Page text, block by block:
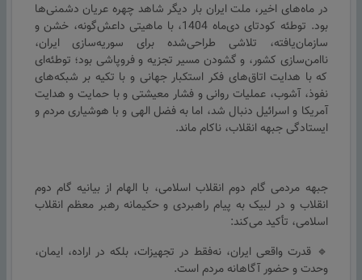
در ماه‌های اخیر، ملت ایران بار دیگر شاهد چهره عریان دشمنی‌ها
بود. توطئه کودتای دی‌ماه 1404، با ماهیتی داعش‌گونه، خشن و
سازمان‌یافته، تلاشی طراحی‌شده برای سوریه‌سازی ایران،
ناامن‌سازی کشور، و گشودن مسیر تجزیه و فروپاشی بود؛ توطئه‌ای
که با هدایت اتاق‌های فکر استکبار جهانی و با تکیه بر شبکه‌های
نفوذ، آشوب، عملیات روانی و فشار معیشتی و با حمایت و هدایت
آمریکا و اسرائیل دنبال شد، اما به فضل الهی و با هوشیاری مردم و
ایستادگی جبهه انقلاب، ناکام ماند.
جبهه مردمی گام دوم انقلاب اسلامی، با الهام از بیانیه گام دوم
انقلاب و در لبیک به پیام راهبردی و حکیمانه رهبر معظم انقلاب
اسلامی، تأکید می‌کند:
🔹 قدرت واقعی ایران، نه‌فقط در تجهیزات، بلکه در اراده، ایمان،
وحدت و حضور آگاهانه مردم است.